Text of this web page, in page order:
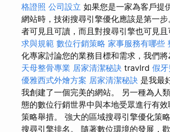
格證照 公司設立 如果您是一家為客戶提
網站時，技術搜尋引擎優化應該是第一步
者可見且可讀，而且對搜尋引擎也可見且
求與規範 數位行銷策略 家事服務有哪些
化專家討論您的業務目標和需求，我們將
天母整骨專業 居家清潔秘訣 travlrd 假
優雅西式外燴方案 居家清潔秘訣 是我最
我創建了一個完美的網站。 另一種為人
態的數位行銷世界中與本地受眾進行有
策略舉措。 強大的區域搜尋引擎優化策
搜尋引擎排名。 隨著數位環境的發展，